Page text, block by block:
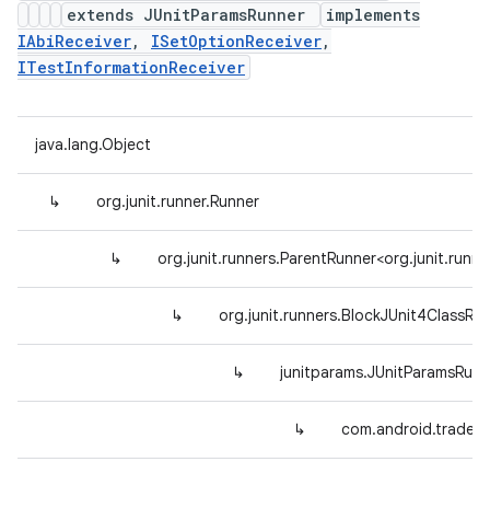
extends JUnitParamsRunner
implements
IAbiReceiver, ISetOptionReceiver,
ITestInformationReceiver
java.lang.Object
↳ org.junit.runner.Runner
↳
↳
↳
↳